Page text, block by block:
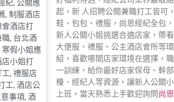
紀, 公關應
, 制服酒店
會酒店打
職, 台北酒
寒假小姐應
店小姐打
工, 禮服店
工, 酒店公
事項, 酒
起，新 人招聘公關兼職打工皆可
鞋、包包、禮服，尚恩經紀全包
新人公關小姐挑選合適店家，帶
大便服、禮服、公主酒店會所等
紹，喜歡哪間店家環境在選擇，
一訓練，給你最好店家保母、幹
檯、經紀人等資源，讓新人公關
上班，當天熟悉上手歡迎詢問 尚